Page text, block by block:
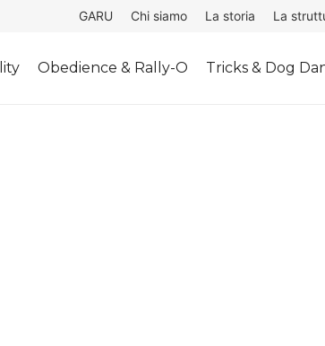
GARU Chi siamo La storia La
Obedience & Rally-O Tricks & Dog